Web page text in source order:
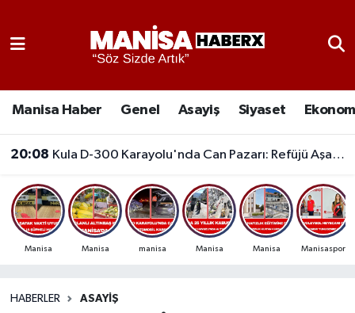
Manisa Haber Genel Asayiş Siyaset
20:08 Kula D-300 Karayolu'nda Can Pazarı: Refüjü Aşan Otomobil Karşı Şeride Geçti,
Manisa Manisa manisa Manisa Manisa Manisaspor
HABERLER ASAYIŞ
Genel
Güncel
Kültür-Sanat
Manisa Nöbetçi Eczaneler
Manisa Trafik Yoğunluk Haritası
Süper Lig Puan Durumu ve Fikstür
Son Dakika Haberleri